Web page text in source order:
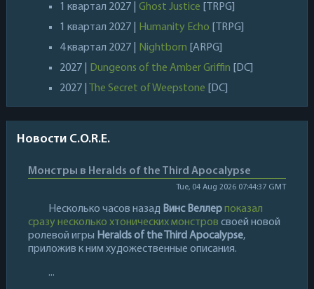
1 квартал 2027 | Ghost Justice
[TRPG]
1 квартал 2027 |
Humanity Echo
[TRPG]
4 квартал 2027 |
Nightborn [ARPG]
2027 |
Dungeons of the Amber Griffin
[DC]
2027 |
The Secret of Weepstone [DC]
Новости C.O.R.E.
Монстры в Heralds of the Third Apocalypse
Tue, 04 Aug 2026 07:44:37 GMT
Несколько часов назад Винс Веллер показал
сразу несколько хтонических монстров своей новой
ролевой игры Heralds of the Third Apocalypse,
приложив к ним художественные описания.
...